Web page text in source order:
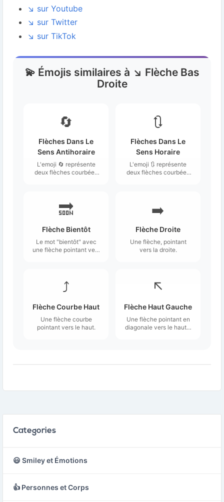
↘️ sur Youtube
↘️ sur Twitter
↘️ sur TikTok
💫 Émojis similaires à ↘️ Flèche Bas
Droite
🔄
Flèches Dans Le
Sens Antihoraire
L'emoji 🔄 représente
deux flèches courbées
🔃
Flèches Dans Le
Sens Horaire
L'emoji 🔃 représente
deux flèches courbées
🔜
Flèche Bientôt
Le mot "bientôt" avec
une flèche pointant vers
➡️
Flèche Droite
Une flèche, pointant
vers la droite.
⤴️
Flèche Courbe Haut
Une flèche courbe
pointant vers le haut.
↖️
Flèche Haut Gauche
Une flèche pointant en
diagonale vers le haut à
Categories
😃 Smiley et Émotions
👍 Personnes et Corps